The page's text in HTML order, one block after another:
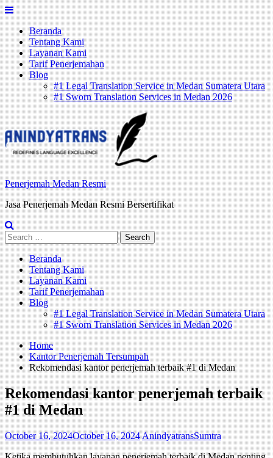
Skip
to
contentBeranda
Tentang Kami
Layanan Kami
Tarif Penerjemahan
Blog
#1 Legal Translation Service in Medan Sumatera Utara
#1 Sworn Translation Services in Medan 2026
Penerjemah Medan Resmi
Jasa Penerjemah Medan Resmi Bersertifikat
Search
for:
Beranda
Tentang Kami
Layanan Kami
Tarif Penerjemahan
Blog
#1 Legal Translation Service in Medan Sumatera Utara
#1 Sworn Translation Services in Medan 2026
Home
Kantor Penerjemah Tersumpah
Rekomendasi kantor penerjemah terbaik #1 di Medan
Rekomendasi kantor penerjemah terbaik
#1 di Medan
October 16, 2024October 16, 2024 AnindyatransSumtra